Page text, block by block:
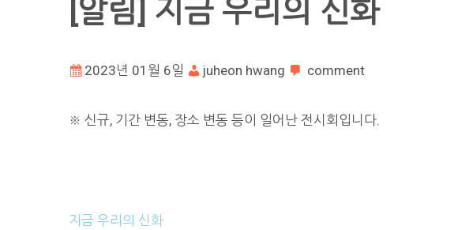
[알림] 지금 우리의 신화
2023년 01월 6일 juheon hwang comment
※ 신규, 기간 변동, 장소 변동 등이 일어난 전시회입니다.
지금 우리의 신화